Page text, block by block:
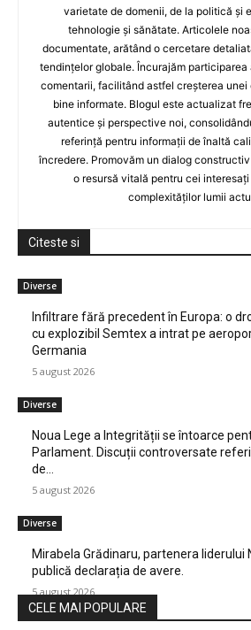
varietate de domenii, de la politică și
tehnologie și sănătate. Articolele
documentate, arătând o cercetare
tendințelor globale. Încurajăm
comentarii, facilitând astfel creșterea
bine informate. Blogul este actualizat
autentice și perspective noi,
referință pentru informații de înaltă
încredere. Promovăm un dialog
o resursă vitală pentru cei
complexităților lumii
Citeste si
Diverse
Infiltrare fără precedent în Europa: o
cu explozibil Semtex a intrat pe
Germania
5 august 2026
Diverse
Noua Lege a Integrității se întoarce
Parlament. Discuții controversate
de…
5 august 2026
Diverse
Mirabela Grădinaru, partenera liderului
publică declarația de avere.
5 august 2026
CELE MAI POPULARE